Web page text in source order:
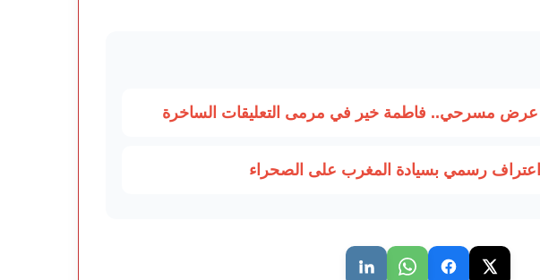
عرض مسرحي.. فاطمة خير في مرمى التعليقات الساخرة
رسمي بسيادة المغرب على الصحراء